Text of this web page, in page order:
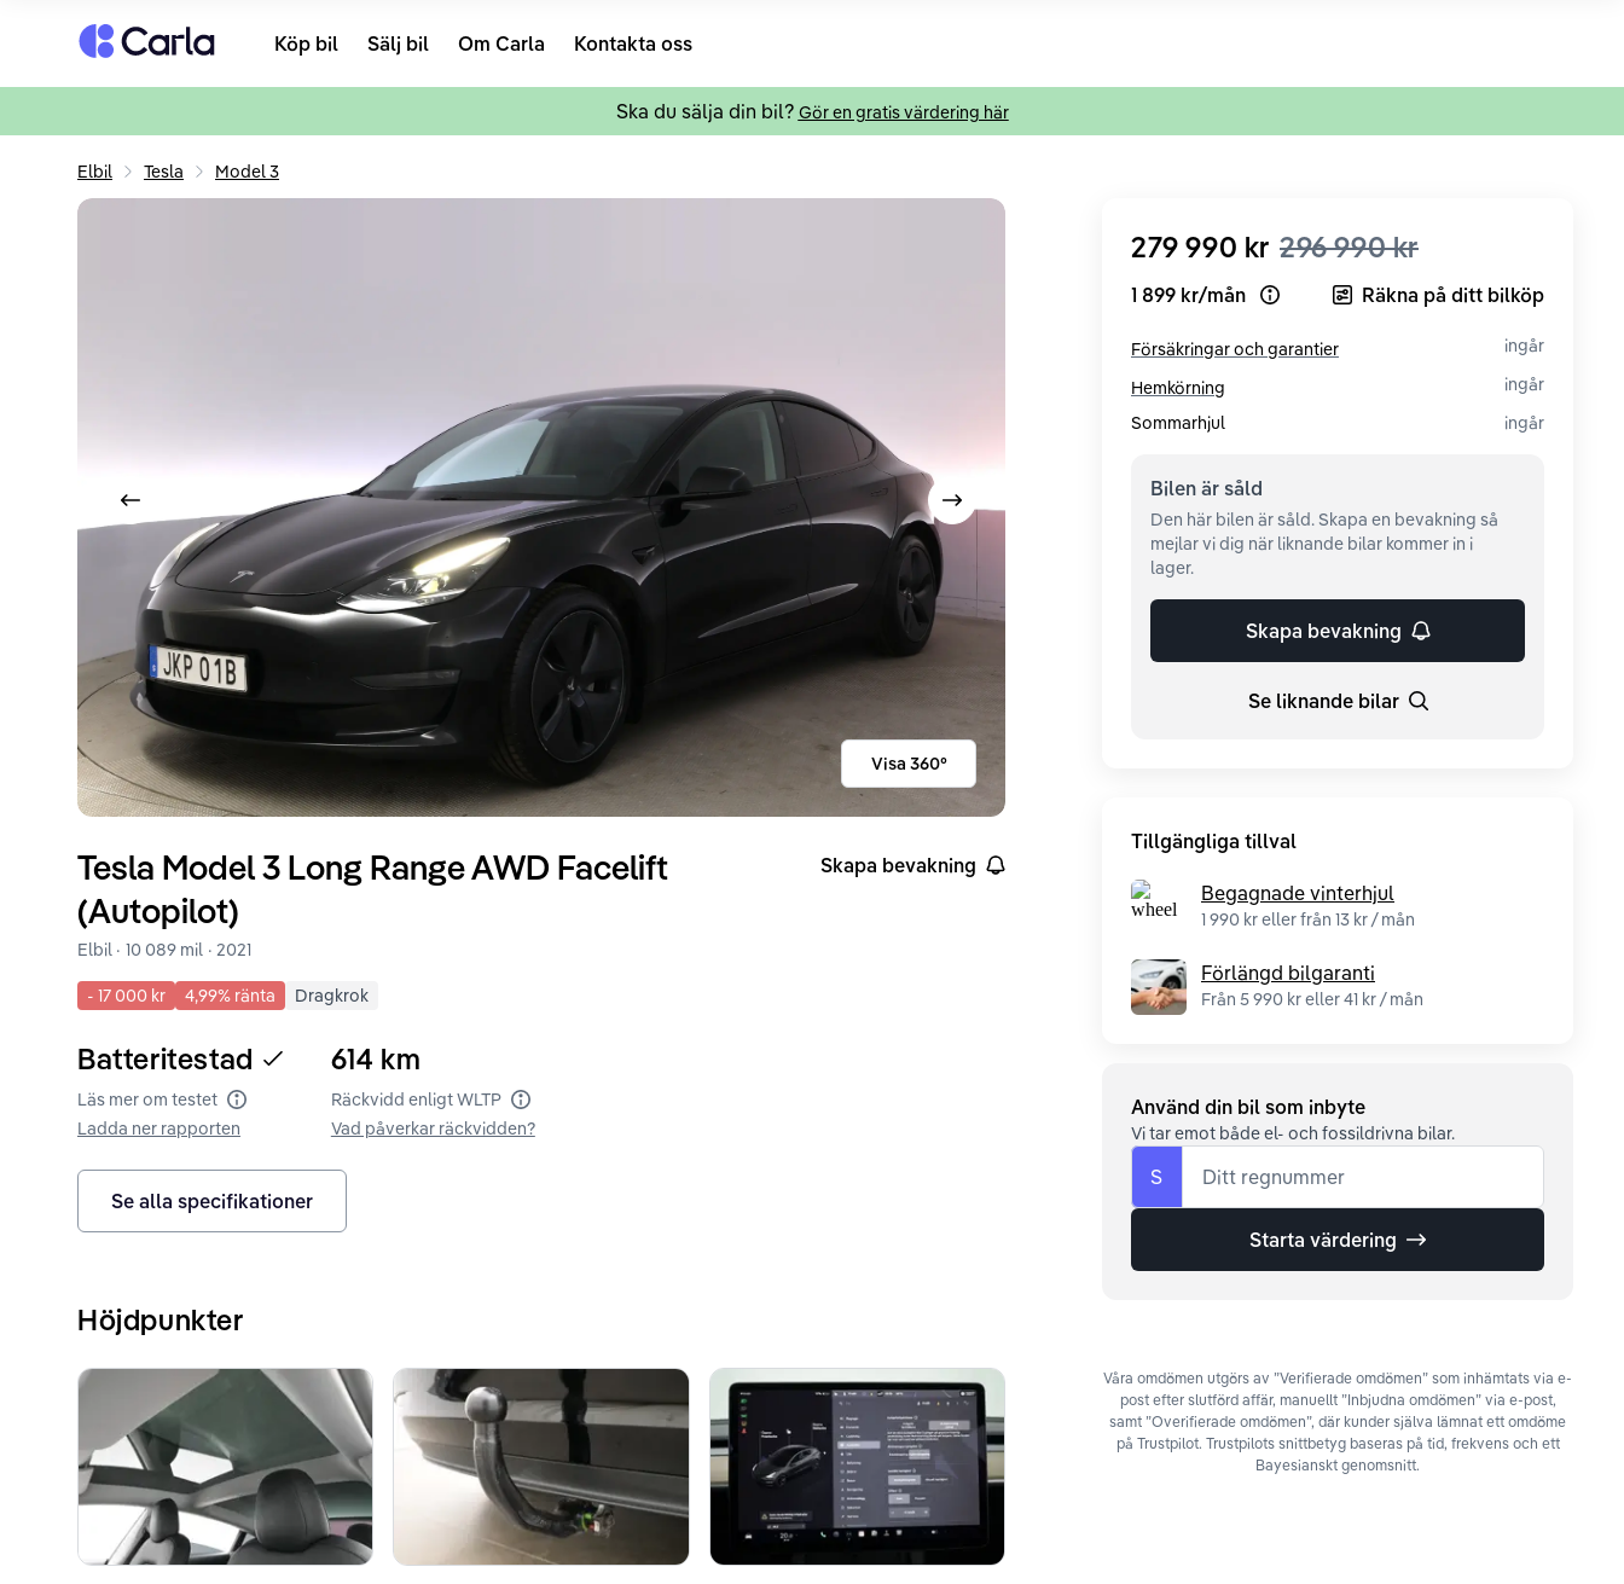
Tillbaka till startsidan Köp bil Sälj bil Om Carla Kontakta oss
Ska du sälja din bil? Gör en gratis värdering här
Elbil Tesla Model 3
Visa föregående bild Visa nästa bild
Visa 360°
Tesla Model 3 Long Range AWD Facelift
(Autopilot)
Skapa bevakning
Elbil · 10 089 mil · 2021
- 17 000 kr 4,99% ränta Dragkrok
Batteritestad
Läs mer om testet Batteritest
Ladda ner rapporten
614 km
Räckvidd enligt WLTP Räckvidd enligt WLTP
Vad påverkar räckvidden?
Se alla specifikationer
Höjdpunkter
279 990 kr 296 990 kr
1 899 kr/mån Open loan exampleRäkna på ditt bilköp
Försäkringar och garantier
ingår
Hemkörning
ingår
Sommarhjul
ingår
Bilen är såld
Den här bilen är såld. Skapa en bevakning så
mejlar vi dig när liknande bilar kommer in i
lager.
Skapa bevakning
Se liknande bilar
Tillgängliga tillval
Begagnade vinterhjul
1 990 kr eller från 13 kr / mån
Förlängd bilgaranti
Från 5 990 kr eller 41 kr / mån
Använd din bil som inbyte
Vi tar emot både el- och fossildrivna bilar.
S Ditt regnummer
Starta värdering
Våra omdömen utgörs av ”Verifierade omdömen” som inhämtats via e-
post efter slutförd affär, manuellt ”Inbjudna omdömen” via e-post,
samt ”Overifierade omdömen”, där kunder själva lämnat ett omdöme
på Trustpilot. Trustpilots snittbetyg baseras på tid, frekvens och ett
Bayesianskt genomsnitt.